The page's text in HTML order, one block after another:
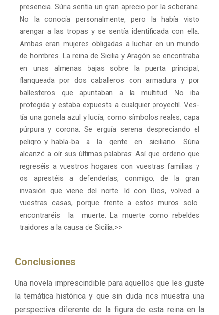
presencia. Súria sentía un gran aprecio por la soberana.
No la conocía personalmente, pero la había visto
arengar a las tropas y se sentía identificada con ella.
Ambas eran mujeres obligadas a luchar en un mundo
de hombres. La reina de Sicilia y Aragón se encontraba
en unas almenas bajas sobre la puerta principal,
flanqueada por dos caballeros con armadura y por
ballesteros que apuntaban a la multitud. No iba
protegida y estaba expuesta a cualquier proyectil. Ves-
tía una gonela azul y lucía, como símbolos reales, capa
púrpura y corona. Se erguía serena despreciando el
peligro y habla-ba a la gente en siciliano. Súria
alcanzó a oír sus últimas palabras: Así que ordeno que
regreséis a vuestros hogares con vuestras familias y
os aprestéis a defenderlas, conmigo, de la gran
invasión que viene del norte. Id con Dios, volved a
vuestras casas, porque frente a estos muros solo
encontraréis la muerte. La muerte como rebeldes
traidores a la causa de Sicilia.>>
Conclusiones
Una novela imprescindible para aquellos que les guste
la temática histórica y que sin duda nos muestra una
perspectiva diferente de la figura de esta reina en la